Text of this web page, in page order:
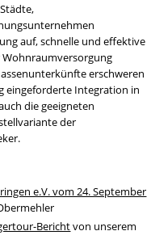
auf, schnelle und effektive
Wohnraumversorgung
erschweren
eingeforderte Integration in
die geeigneten
der
e.V. vom 24. September
Berichtvon unserem